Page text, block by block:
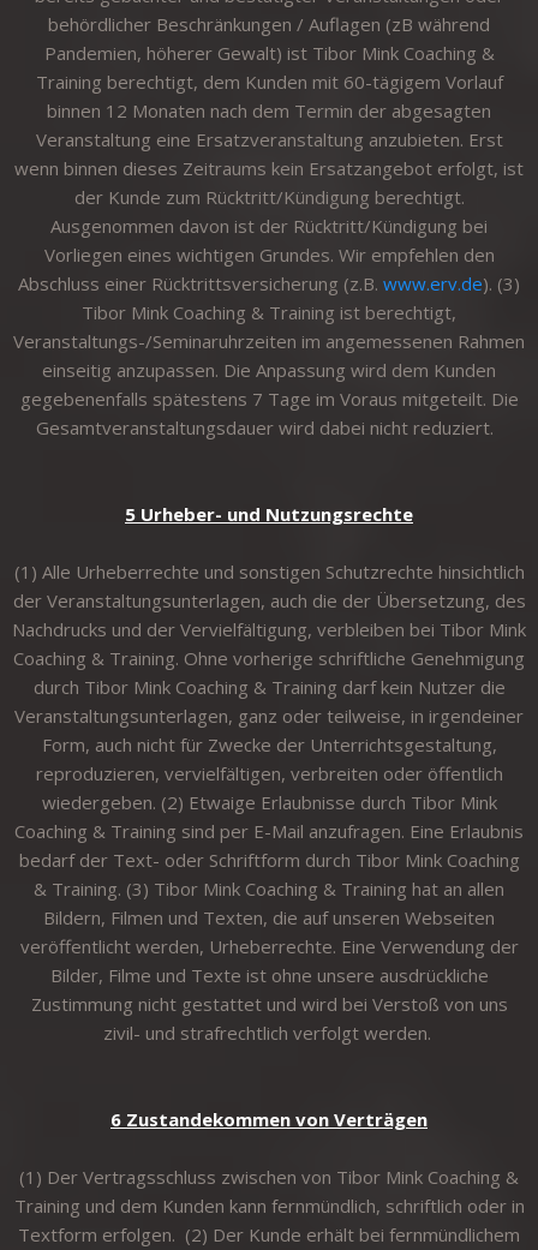
behördlicher Beschränkungen / Auflagen (zB während
Pandemien, höherer Gewalt) ist Tibor Mink Coaching &
Training berechtigt, dem Kunden mit 60-tägigem Vorlauf
binnen 12 Monaten nach dem Termin der abgesagten
Veranstaltung eine Ersatzveranstaltung anzubieten. Erst
wenn binnen dieses Zeitraums kein Ersatzangebot erfolgt, ist
der Kunde zum Rücktritt/Kündigung berechtigt.
Ausgenommen davon ist der Rücktritt/Kündigung bei
Vorliegen eines wichtigen Grundes. Wir empfehlen den
Abschluss einer Rücktrittsversicherung (z.B. www.erv.de). (3)
Tibor Mink Coaching & Training ist berechtigt,
Veranstaltungs-/Seminaruhrzeiten im angemessenen Rahmen
einseitig anzupassen. Die Anpassung wird dem Kunden
gegebenenfalls spätestens 7 Tage im Voraus mitgeteilt. Die
Gesamtveranstaltungsdauer wird dabei nicht reduziert.
5 Urheber- und Nutzungsrechte
(1) Alle Urheberrechte und sonstigen Schutzrechte hinsichtlich
der Veranstaltungsunterlagen, auch die der Übersetzung, des
Nachdrucks und der Vervielfältigung, verbleiben bei Tibor Mink
Coaching & Training. Ohne vorherige schriftliche Genehmigung
durch Tibor Mink Coaching & Training darf kein Nutzer die
Veranstaltungsunterlagen, ganz oder teilweise, in irgendeiner
Form, auch nicht für Zwecke der Unterrichtsgestaltung,
reproduzieren, vervielfältigen, verbreiten oder öffentlich
wiedergeben. (2) Etwaige Erlaubnisse durch Tibor Mink
Coaching & Training sind per E-Mail anzufragen. Eine Erlaubnis
bedarf der Text- oder Schriftform durch Tibor Mink Coaching
& Training. (3) Tibor Mink Coaching & Training hat an allen
Bildern, Filmen und Texten, die auf unseren Webseiten
veröffentlicht werden, Urheberrechte. Eine Verwendung der
Bilder, Filme und Texte ist ohne unsere ausdrückliche
Zustimmung nicht gestattet und wird bei Verstoß von uns
zivil- und strafrechtlich verfolgt werden.
6 Zustandekommen von Verträgen
(1) Der Vertragsschluss zwischen von Tibor Mink Coaching &
Training und dem Kunden kann fernmündlich, schriftlich oder in
Textform erfolgen. (2) Der Kunde erhält bei fernmündlichem